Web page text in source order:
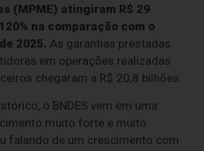
(MPME) atingiram R$ 29
na comparação com o
2025. As garantias prestadas
em operações realizadas
chegaram a R$ 20,8 bilhões.
o BNDES vem em uma
muito forte e muito
falando de um crescimento com